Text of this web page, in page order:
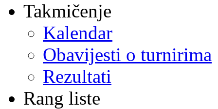
Takmičenje
Kalendar
Obavijesti o turnirima
Rezultati
Rang liste